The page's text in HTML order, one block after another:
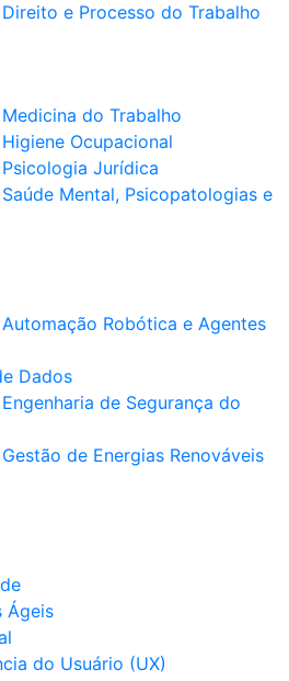
e Processo do Trabalho
do Trabalho
Ocupacional
Jurídica
Mental, Psicopatologias e
Robótica e Agentes
Dados
de Segurança do
de Energias Renováveis
Ágeis
do Usuário (UX)